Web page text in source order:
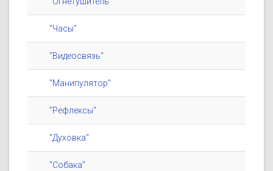
"Часы"
"Видеосвязь"
"Манипулятор"
"Рефлексы"
"Духовка"
"Собака"